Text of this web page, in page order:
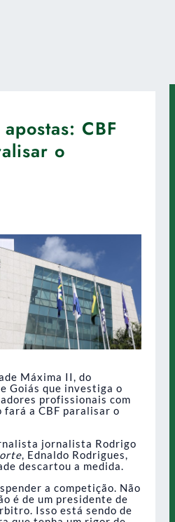
CBF
o
Máxima II, do
Goiás que investiga o
profissionais com
fará a CBF paralisar o
jornalista Rodrigo
, Ednaldo Rodrigues,
descartou a medida.
a competição. Não
é de um presidente de
Isso está sendo de